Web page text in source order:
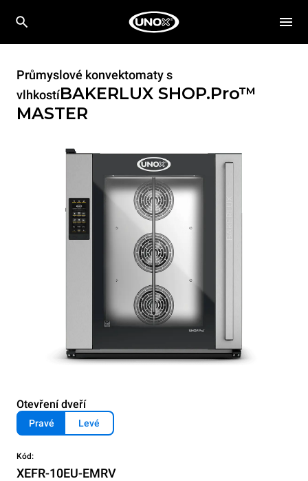
Průmyslové konvektomaty s
vlhkostíBAKERLUX SHOP.Pro™
MASTER
Otevření dveří
Pravé Levé
Kód:
XEFR-10EU-EMRV